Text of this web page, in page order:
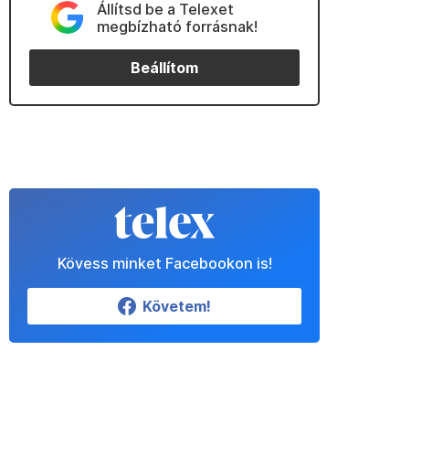
Állítsd be a Telexet
megbízható forrásnak!
Beállítom
Kövess minket Facebookon is!
Követem!